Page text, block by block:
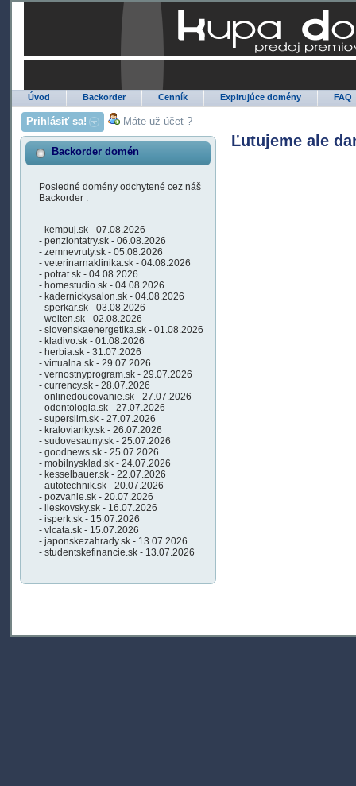
Úvod Backorder Cenník Expirujúce domény FAQ
Prihlásiť sa! Máte už účet ?
Backorder domén
Posledné domény odchytené cez náš
Backorder :
- kempuj.sk - 07.08.2026
- penziontatry.sk - 06.08.2026
- zemnevruty.sk - 05.08.2026
- veterinarnaklinika.sk - 04.08.2026
- potrat.sk - 04.08.2026
- homestudio.sk - 04.08.2026
- kadernickysalon.sk - 04.08.2026
- sperkar.sk - 03.08.2026
- welten.sk - 02.08.2026
- slovenskaenergetika.sk - 01.08.2026
- kladivo.sk - 01.08.2026
- herbia.sk - 31.07.2026
- virtualna.sk - 29.07.2026
- vernostnyprogram.sk - 29.07.2026
- currency.sk - 28.07.2026
- onlinedoucovanie.sk - 27.07.2026
- odontologia.sk - 27.07.2026
- superslim.sk - 27.07.2026
- kralovianky.sk - 26.07.2026
- sudovesauny.sk - 25.07.2026
- goodnews.sk - 25.07.2026
- mobilnysklad.sk - 24.07.2026
- kesselbauer.sk - 22.07.2026
- autotechnik.sk - 20.07.2026
- pozvanie.sk - 20.07.2026
- lieskovsky.sk - 16.07.2026
- isperk.sk - 15.07.2026
- vlcata.sk - 15.07.2026
- japonskezahrady.sk - 13.07.2026
- studentskefinancie.sk - 13.07.2026
Ľutujeme ale